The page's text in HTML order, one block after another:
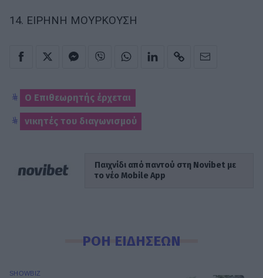
14. ΕΙΡΗΝΗ ΜΟΥΡΚΟΥΣΗ
Ο Επιθεωρητής έρχεται
νικητές του διαγωνισμού
Παιχνίδι από παντού στη Novibet με
το νέο Mobile App
ΡΟΗ ΕΙΔΗΣΕΩΝ
SHOWBIZ